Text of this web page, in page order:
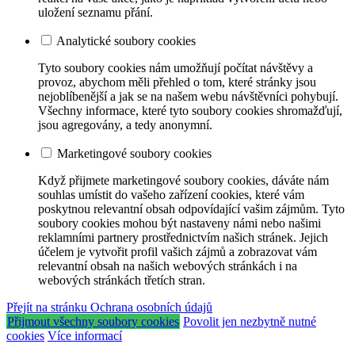
uložení seznamu přání.
Analytické soubory cookies
Tyto soubory cookies nám umožňují počítat návštěvy a
provoz, abychom měli přehled o tom, které stránky jsou
nejoblíbenější a jak se na našem webu návštěvníci pohybují.
Všechny informace, které tyto soubory cookies shromažďují,
jsou agregovány, a tedy anonymní.
Marketingové soubory cookies
Když přijmete marketingové soubory cookies, dáváte nám
souhlas umístit do vašeho zařízení cookies, které vám
poskytnou relevantní obsah odpovídající vašim zájmům. Tyto
soubory cookies mohou být nastaveny námi nebo našimi
reklamními partnery prostřednictvím našich stránek. Jejich
účelem je vytvořit profil vašich zájmů a zobrazovat vám
relevantní obsah na našich webových stránkách i na
webových stránkách třetích stran.
Přejít na stránku Ochrana osobních údajů
Přijmout všechny soubory cookies Povolit jen nezbytně nutné
cookies Více informací